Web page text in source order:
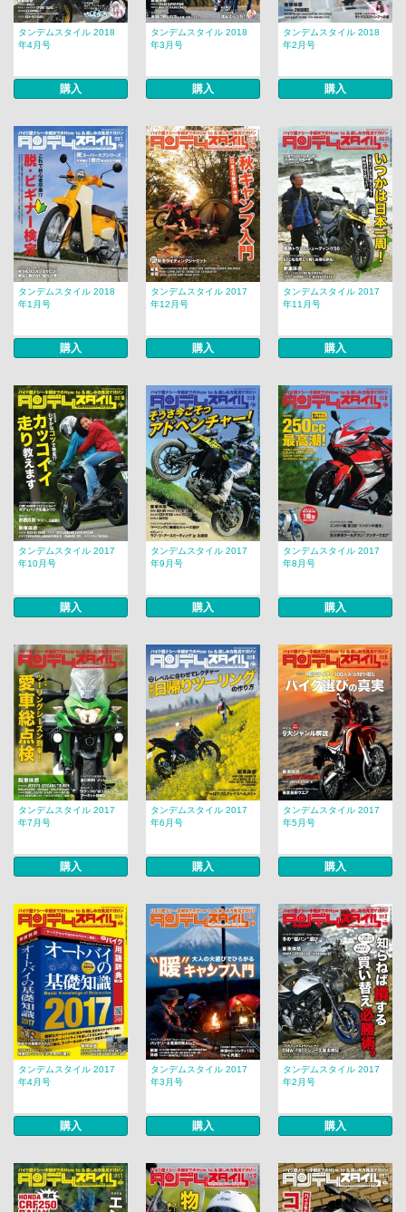
タンデムスタイル 2018
年4月号
購入
タンデムスタイル 2018
年3月号
購入
タンデムスタイル 2018
年2月号
購入
タンデムスタイル 2018
年1月号
購入
タンデムスタイル 2017
年12月号
購入
タンデムスタイル 2017
年11月号
購入
タンデムスタイル 2017
年10月号
購入
タンデムスタイル 2017
年9月号
購入
タンデムスタイル 2017
年8月号
購入
タンデムスタイル 2017
年7月号
購入
タンデムスタイル 2017
年6月号
購入
タンデムスタイル 2017
年5月号
購入
タンデムスタイル 2017
年4月号
購入
タンデムスタイル 2017
年3月号
購入
タンデムスタイル 2017
年2月号
購入